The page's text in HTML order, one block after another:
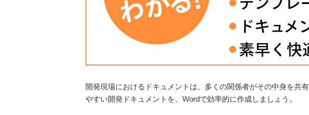
開発現場におけるドキュメントは、多くの関係者がその中身を共
やすい開発ドキュメントを、Wordで効率的に作成しましょう。